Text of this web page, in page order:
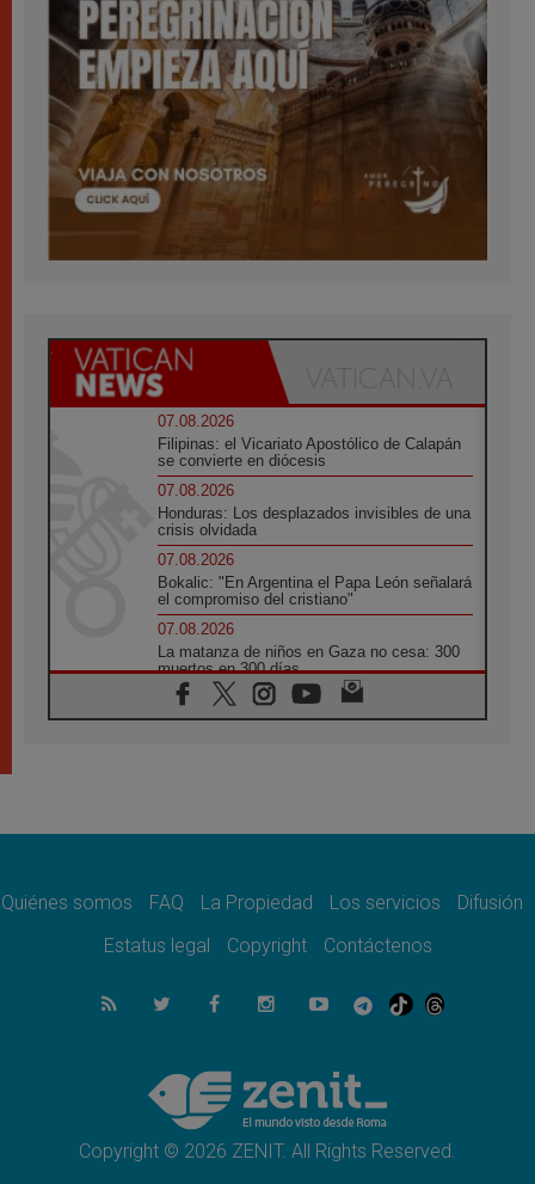
07.08.2026
Filipinas: el Vicariato Apostólico de Calapán
se convierte en diócesis
07.08.2026
Honduras: Los desplazados invisibles de una
crisis olvidada
07.08.2026
Bokalic: "En Argentina el Papa León señalará
el compromiso del cristiano"
07.08.2026
La matanza de niños en Gaza no cesa: 300
muertos en 300 días
07.08.2026
Tagle: La guerra desfigura el mundo, solo la
como misión al servicio del Evangelio
SIGNIS 2026, dar voz a las religiosas en el
07.08.2026
Lanzan un proyecto de empoderamiento
Programa oficial del Viaje Apostólico del
Papa León XIV a Francia
Quiénes somos FAQ La Propiedad Los servicios
Difusión
Estatus legal
Copyright Contáctenos
Copyright © 2026 ZENIT. All Rights Reserved.